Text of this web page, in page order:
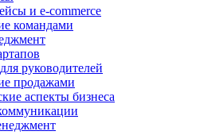
и e-commerce
командами
руководителей
продажами
аспекты бизнеса